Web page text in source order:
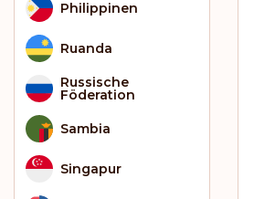
Philippinen
Ruanda
Russische
Föderation
Sambia
Singapur